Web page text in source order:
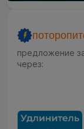
предложение
через: